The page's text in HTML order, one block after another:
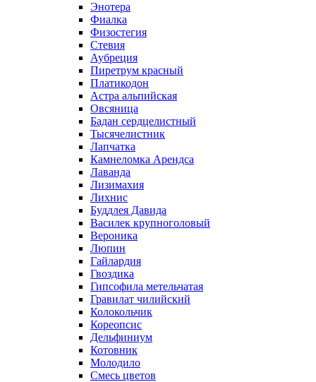
Энотера
Фиалка
Физостегия
Стевия
Аубреция
Пиретрум красный
Платикодон
Астра альпийская
Овсяница
Бадан сердцелистный
Тысячелистник
Лапчатка
Камнеломка Арендса
Лаванда
Лизимахия
Лихнис
Буддлея Давида
Василек крупноголовый
Вероника
Люпин
Гайлардия
Гвоздика
Гипсофила метельчатая
Гравилат чилийский
Колокольчик
Кореопсис
Дельфиниум
Котовник
Молодило
Смесь цветов